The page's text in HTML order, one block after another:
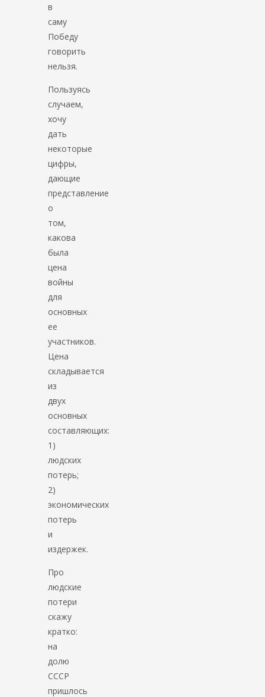
в
саму
Победу
говорить
нельзя.
Пользуясь
случаем,
хочу
дать
некоторые
цифры,
дающие
представление
о
том,
какова
была
цена
войны
для
основных
ее
участников.
Цена
складывается
из
двух
основных
составляющих:
1)
людских
потерь;
2)
экономических
потерь
и
издержек.
Про
людские
потери
скажу
кратко:
на
долю
СССР
пришлось